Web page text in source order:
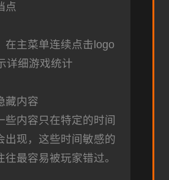
点
在主菜单连续点击logo
详细游戏统计
藏内容
些内容只在特定的时间
出现，这些时间敏感的
往最容易被玩家错过。